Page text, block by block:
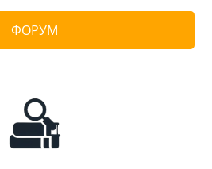
ФОРУМ